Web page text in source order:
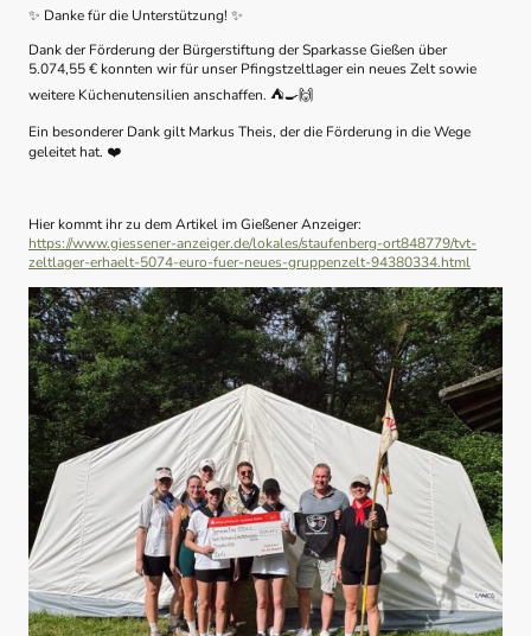
✨ Danke für die Unterstützung! ✨
Dank der Förderung der Bürgerstiftung der Sparkasse Gießen über
5.074,55 € konnten wir für unser Pfingstzeltlager ein neues Zelt sowie
weitere Küchenutensilien anschaffen. ⛺️🍳🙌
Ein besonderer Dank gilt Markus Theis, der die Förderung in die Wege
geleitet hat. ❤️
Hier kommt ihr zu dem Artikel im Gießener Anzeiger:
https://www.giessener-anzeiger.de/lokales/staufenberg-ort848779/tvt-
zeltlager-erhaelt-5074-euro-fuer-neues-gruppenzelt-94380334.html